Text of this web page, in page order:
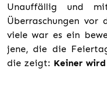
Unauffällig und
Überraschungen vor
viele war es ein
jene, die die
die zeigt: Keiner wird